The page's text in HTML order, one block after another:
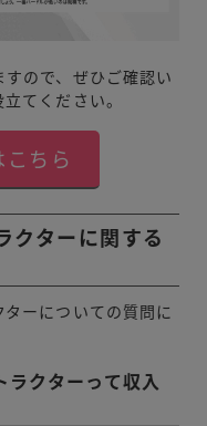
ので、ぜひご確認い
てください。
ちら
クターに関する
ーについての質問に
ラクターって収入